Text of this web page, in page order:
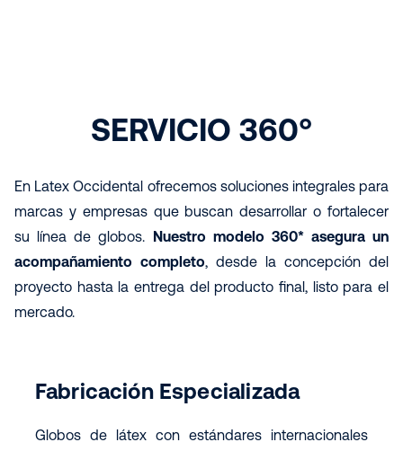
SERVICIO 360°
En Latex Occidental ofrecemos soluciones integrales para
marcas y empresas que buscan desarrollar o fortalecer
su línea de globos.
Nuestro modelo 360* asegura un
acompañamiento completo, desde la concepción del
proyecto hasta la entrega del producto final, listo para el
mercado.
Fabricación Especializada
Globos de látex con estándares internacionales